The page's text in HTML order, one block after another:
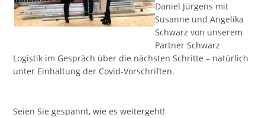
Daniel Jürgens mit
Susanne und Angelika
Schwarz von unserem
Partner Schwarz
Logistik im Gespräch über die nächsten Schritte – natürlich
unter Einhaltung der Covid-Vorschriften.
Seien Sie gespannt, wie es weitergeht!